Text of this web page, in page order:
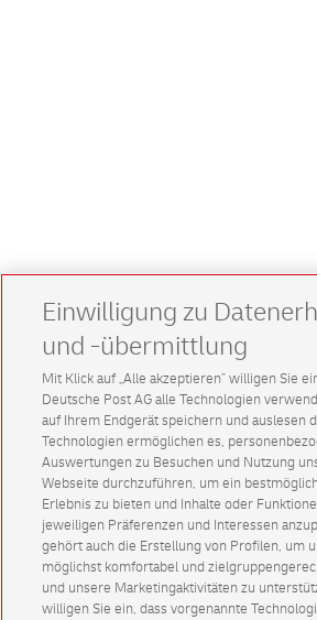
Einwilligung zu
und -übermittlung
Mit Klick auf „Alle akzeptieren” willigen Sie
Deutsche Post AG alle Technologien
auf Ihrem Endgerät speichern und auslesen
Technologien ermöglichen es,
Auswertungen zu Besuchen und Nutzung
Webseite durchzuführen, um ein
Erlebnis zu bieten und Inhalte oder
jeweiligen Präferenzen und Interessen
gehört auch die Erstellung von Profilen, um
möglichst komfortabel und
und unsere Marketingaktivitäten zu
willigen Sie ein, dass vorgenannte